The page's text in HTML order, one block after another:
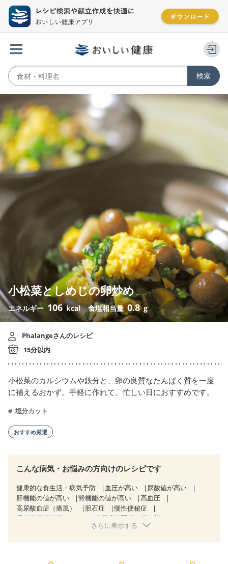
小松菜としめじの卵炒め
エネルギー 106 kcal 食塩相当量 0.8 g
Phalangeさんのレシピ
15分以内
小松菜のカルシウムや鉄分と、卵の良質なたんぱく質を一度
に補えるおかず。手軽に作れて、忙しい日におすすめです。
塩分カット
おすすめ厳選
こんな病気・お悩みの方向けのレシピです
健康的な食生活・病気予防 血圧が高い
尿酸値が高い
肝機能の値が高い
腎機能の値が高い
高血圧
高尿酸血症（痛風）
胆石症
慢性便秘症
過敏性腸症候群（IBS）
糖尿病性腎症（第３期）
CKD（ステージ２）
さらに表示する